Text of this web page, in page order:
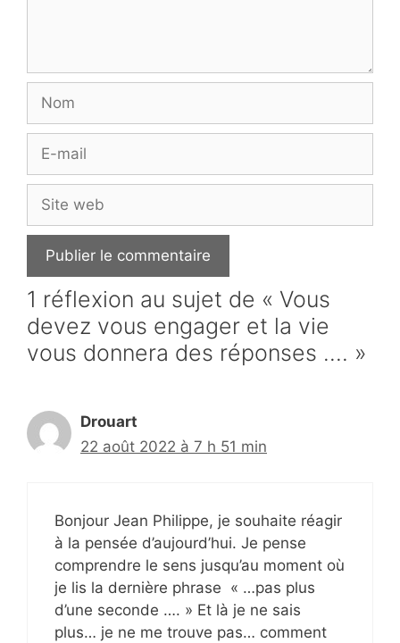
mail
web
1 réflexion au sujet de « Vous
devez vous engager et la vie
vous donnera des réponses …. »
Drouart
22 août 2022 à 7 h 51 min
Bonjour Jean Philippe, je souhaite réagir
à la pensée d’aujourd’hui. Je pense
comprendre le sens jusqu’au moment où
je lis la dernière phrase « …pas plus
d’une seconde …. » Et là je ne sais
plus… je ne me trouve pas… comment